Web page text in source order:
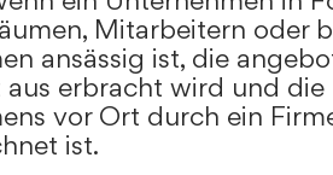
Mitarbeitern oder
ansässig ist, die
erbracht wird und die
vor Ort durch ein
ist.